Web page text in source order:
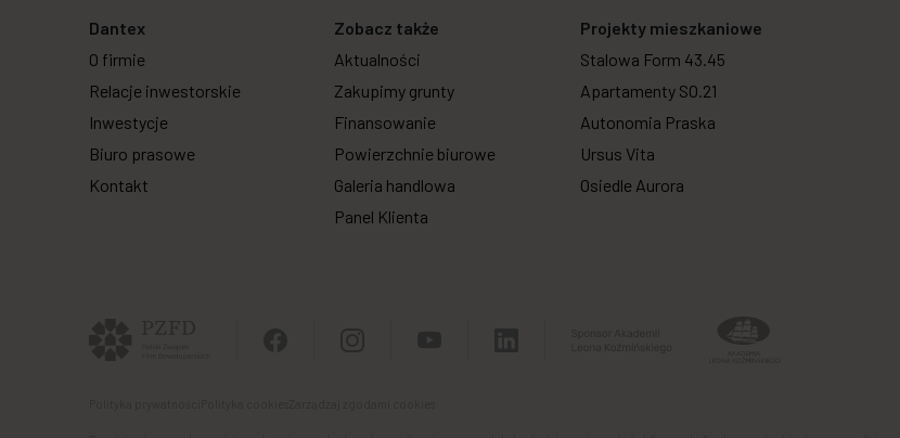
Dantex
O firmie
Relacje inwestorskie
Inwestycje
Biuro prasowe
Kontakt
Zobacz także
Aktualności
Zakupimy grunty
Finansowanie
Powierzchnie biurowe
Galeria handlowa
Panel Klienta
Projekty mieszkaniowe
Stalowa Form 43.45
Apartamenty SO.21
Autonomia Praska
Ursus Vita
Osiedle Aurora